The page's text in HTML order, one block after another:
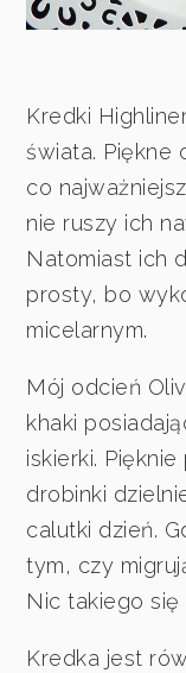
Kredki
świata. Piękne
co
nie ruszy ich
Natomiast ich
prosty, bo
micelarnym.
Mój odcień
khaki
iskierki.
drobinki
calutki dzień.
tym, czy
Nic takiego się
Kredka jest